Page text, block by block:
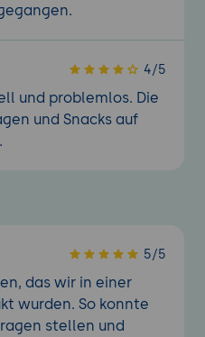
4/5
und problemlos. Die
und Snacks auf
5/5
das wir in einer
wurden. So konnte
stellen und